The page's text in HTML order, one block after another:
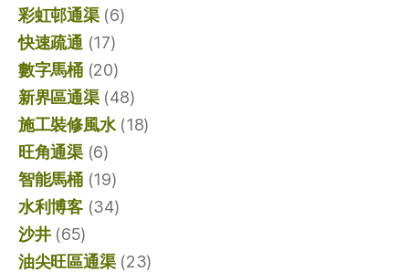
彩虹邨通渠(6)
快速疏通 (17)
數字馬桶(20)
新界區通渠(48)
施工裝修風水(18)
旺角通渠(6)
智能馬桶(19)
水利博客(34)
沙井(65)
油尖旺區通渠(23)